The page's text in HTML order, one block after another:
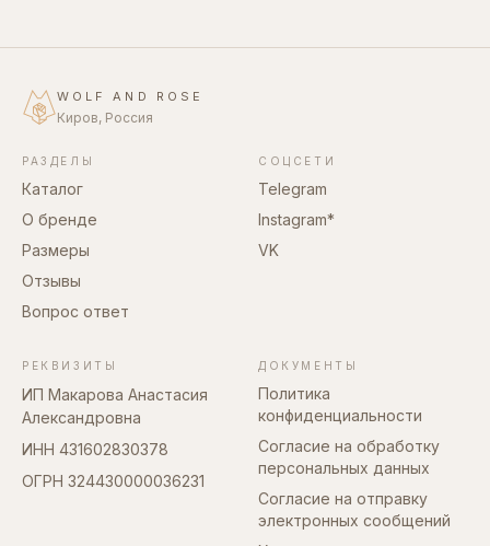
WOLF AND ROSE
Киров, Россия
РАЗДЕЛЫ
Каталог
О бренде
Размеры
Отзывы
Вопрос ответ
СОЦСЕТИ
Telegram
Instagram*
VK
РЕКВИЗИТЫ
ИП Макарова Анастасия
Александровна
ИНН 431602830378
ОГРН 324430000036231
ДОКУМЕНТЫ
Политика
конфиденциальности
Согласие на обработку
персональных данных
Согласие на отправку
электронных сообщений